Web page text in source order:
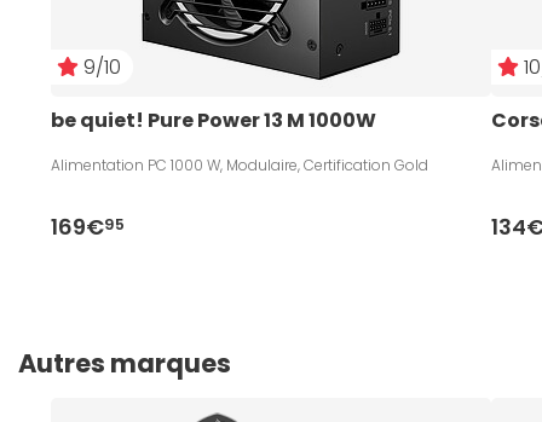
9/10
be quiet! Pure Power 13 M 1000W
Alimentation PC 1000 W, Modulaire, Certification Gold
169€95
Autres marques